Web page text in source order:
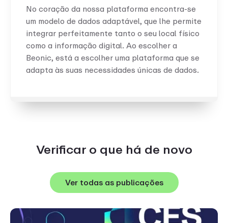
No coração da nossa plataforma encontra-se
um modelo de dados adaptável, que lhe permite
integrar perfeitamente tanto o seu local físico
como a informação digital. Ao escolher a
Beonic, está a escolher uma plataforma que se
adapta às suas necessidades únicas de dados.
Verificar o que há de novo
Ver todas as publicações